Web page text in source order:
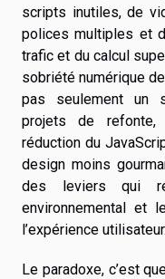
scripts inutiles, de
polices multiples et
trafic et du calcul
sobriété numérique
pas seulement un
projets de refonte,
réduction du
design moins
des leviers qui
environnemental et
l’expérience utilisateur.
Le paradoxe, c’est